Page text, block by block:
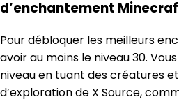
d’enchantement
Pour débloquer les meilleurs
avoir au moins le niveau 30.
niveau en tuant des créatures
d’exploration de X Source,